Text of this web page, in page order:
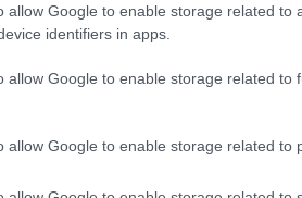
allow Google to enable storage related to
identifiers in apps.
allow Google to enable storage related to
allow Google to enable storage related to
hogy ő egy "nagy színész"-
vall. Ezzel
nyitott. Amikor
válik. Vannak